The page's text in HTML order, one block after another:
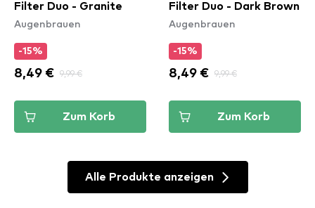
Filter Duo - Granite
Augenbrauen
-15%
8,49 € 9,99 €
Zum Korb
Filter Duo - Dark Brown
Augenbrauen
-15%
8,49 € 9,99 €
Zum Korb
Alle Produkte anzeigen